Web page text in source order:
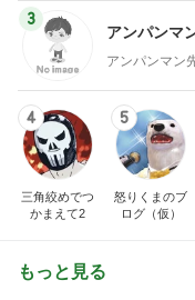
3
アンパンマ
アンパンマン
4
三角絞めでつ
かまえて2
5
怒りくまのブ
ログ（仮）
もっと見る